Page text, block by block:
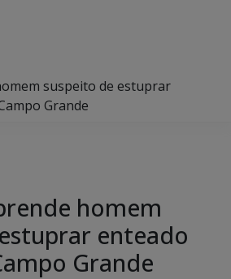
suspeito de estuprar
Grande
homem
enteado
Grande